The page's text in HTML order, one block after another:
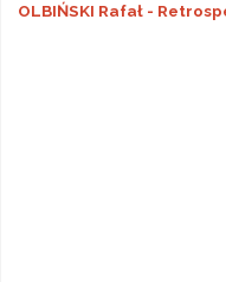
OLBIŃSKI Rafał -